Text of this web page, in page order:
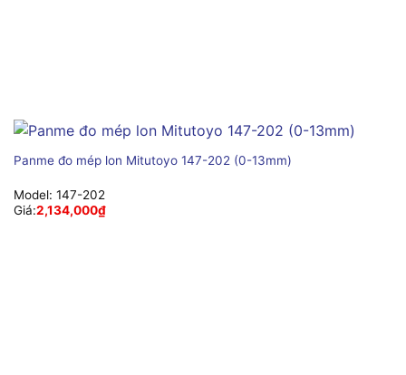
Panme đo mép lon Mitutoyo 147-202 (0-13mm)
Model: 147-202
Giá:2,134,000₫